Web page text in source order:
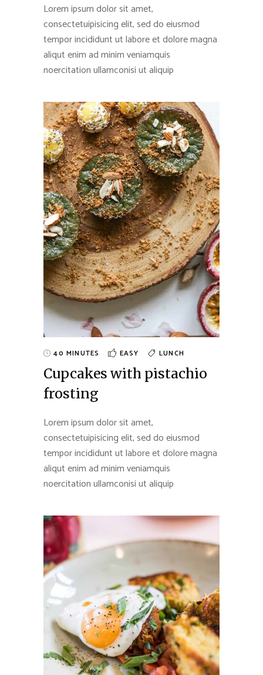
Lorem ipsum dolor sit amet,
consectetuipisicing elit, sed do eiusmod
tempor incididunt ut labore et dolore magna
aliqut enim ad minim veniamquis
noercitation ullamconisi ut aliquip
40 MINUTES EASY LUNCH
Cupcakes with pistachio
frosting
Lorem ipsum dolor sit amet,
consectetuipisicing elit, sed do eiusmod
tempor incididunt ut labore et dolore magna
aliqut enim ad minim veniamquis
noercitation ullamconisi ut aliquip